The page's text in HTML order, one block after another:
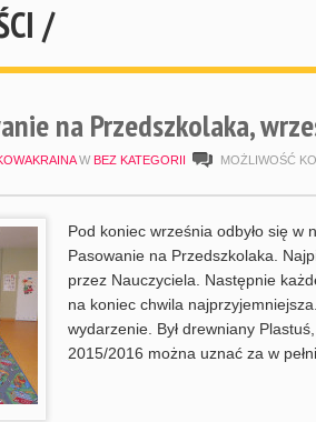
/
na Przedszkolaka,
W BEZ KATEGORII MOŻLIWOŚĆ
Pod koniec września odbyło się
Pasowanie na Przedszkolaka.
przez Nauczyciela. Następnie
na koniec chwila
wydarzenie. Był drewniany
2015/2016 można uznać za w